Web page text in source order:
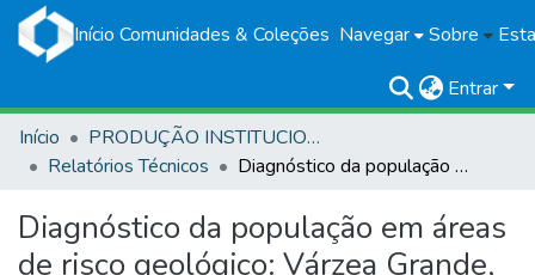
Início Comunidades & Coleções Navegar Sobre
Entrar
Início
PRODUÇÃO INSTITUCIONAL
Relatórios Técnicos
Diagnóstico da população em áreas de risco geológico: Várzea Grande, MT
Diagnóstico da população em áreas
de risco geológico: Várzea Grande,